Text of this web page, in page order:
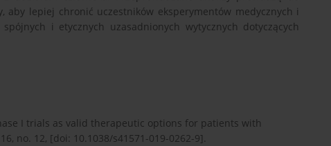
lepiej chronić uczestników eksperymentów medycznych i
i etycznych uzasadnionych wytycznych dotyczących
I trials as valid therapeutic options for patients with
no. 12, [doi: 10.1038/s41571-019-0262-9].